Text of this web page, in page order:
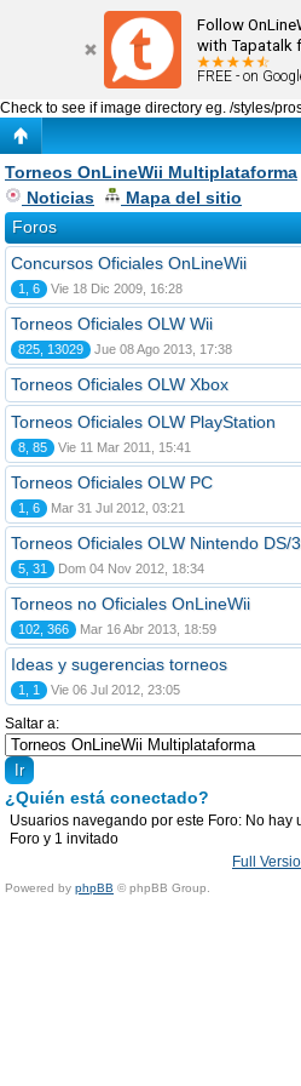
Follow
with Tapatalk
FREE - on
Check to see if image directory eg. /styles/
Torneos OnLineWii
Torneos OnLineWii Multiplataforma
Noticias
Mapa del sitio
Foros
Concursos Oficiales OnLineWii
1, 6 Vie 18 Dic 2009, 16:28
Torneos Oficiales OLW Wii
825, 13029 Jue 08 Ago 2013, 17:38
Torneos Oficiales OLW Xbox
Torneos Oficiales OLW PlayStation
8, 85 Vie 11 Mar 2011, 15:41
Torneos Oficiales OLW PC
1, 6 Mar 31 Jul 2012, 03:21
Torneos Oficiales OLW Nintendo DS/
5, 31 Dom 04 Nov 2012, 18:34
Torneos no Oficiales OnLineWii
102, 366 Mar 16 Abr 2013, 18:59
Ideas y sugerencias torneos
1, 1 Vie 06 Jul 2012, 23:05
Saltar a:
¿Quién está conectado?
Usuarios navegando por este Foro: No hay
Foro y 1 invitado
Full
Powered by phpBB © phpBB Group.